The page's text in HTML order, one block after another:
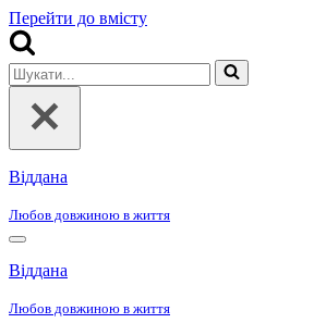
Перейти до вмісту
Шукати...
Віддана
Любов довжиною в життя
Меню
навігації
Віддана
Любов довжиною в життя